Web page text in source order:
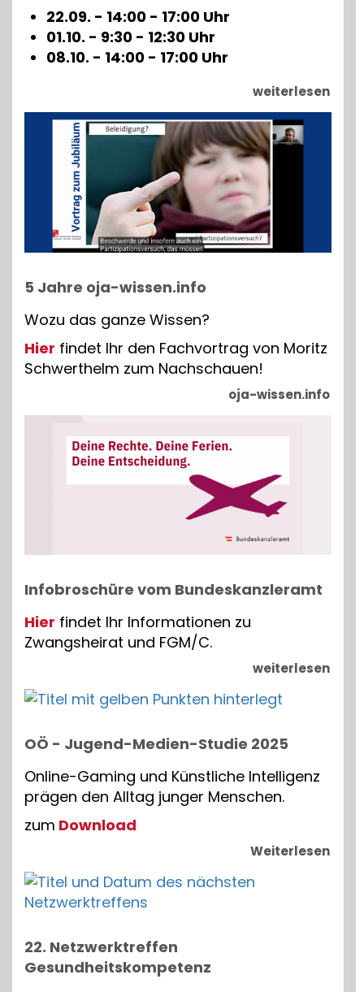
22.09. - 14:00 - 17:00 Uhr
01.10. - 9:30 - 12:30 Uhr
08.10. - 14:00 - 17:00 Uhr
weiterlesen
5 Jahre oja-wissen.info
Wozu das ganze Wissen?
Hier findet Ihr den Fachvortrag von Moritz
Schwerthelm zum Nachschauen!
oja-wissen.info
Infobroschüre vom Bundeskanzleramt
Hier findet Ihr Informationen zu
Zwangsheirat und FGM/C.
weiterlesen
OÖ - Jugend-Medien-Studie 2025
Online-Gaming und Künstliche Intelligenz
prägen den Alltag junger Menschen.
zum Download
Weiterlesen
22. Netzwerktreffen
Gesundheitskompetenz